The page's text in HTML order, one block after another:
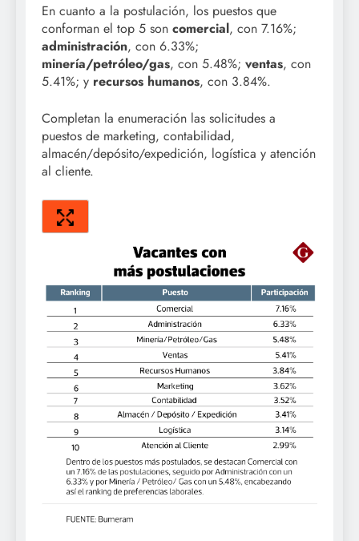
En cuanto a la postulación, los puestos que
conforman el top 5 son comercial, con 7.16%;
administración, con 6.33%;
minería/petróleo/gas, con 5.48%; ventas, con
5.41%; y recursos humanos, con 3.84%.
Completan la enumeración las solicitudes a
puestos de marketing, contabilidad,
almacén/depósito/expedición, logística y atención
al cliente.